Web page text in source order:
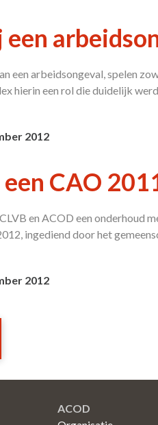
een arbeidsongeval, spelen
hierin een rol die duidelijk
2012
CAO
en ACOD een onderhoud
ingediend door het
2012
ACOD